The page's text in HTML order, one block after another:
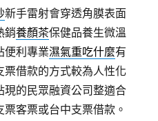
新手雷射會穿透角膜表面
銷養顏茶保健品養生微溫
便利專業濕氣重吃什麼有
借款的方式較為人性化
現的民眾融資公司整適合
票客票或台中支票借款。